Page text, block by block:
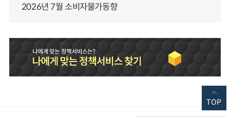
2026년 7월 소비자물가동향
TOP